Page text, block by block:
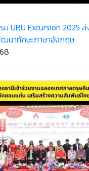
UBU Excursion 2025 ส่
นาทักษะภาษาอังกฤษ